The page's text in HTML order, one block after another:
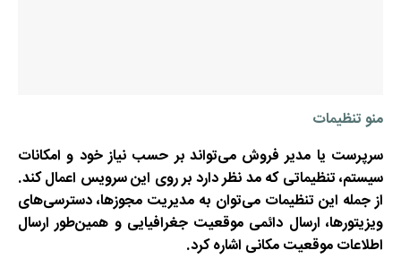
منو تنظیمات
سرپرست یا مدیر فروش می‌تواند بر حسب نیاز خود و امکانات
سیستم، تنظیماتی که مد نظر دارد بر روی این سرویس اعمال کند.
از جمله این تنظیمات می‌توان به مدیریت مجوزها، دسترسی‌های
ویزیتورها، ارسال دائمی موقعیت جغرافیایی و همین‌طور ارسال
اطلاعات موقعیت مکانی اشاره کرد.